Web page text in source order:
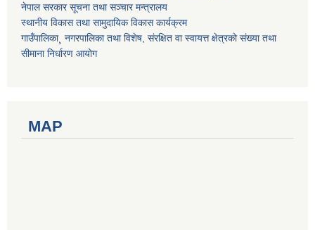
नेपाल सरकार सूचना तथा सञ्चार मन्त्रालय
स्थानीय विकास तथा सामुदायिक विकास कार्यक्रम
गाउँपालिका¸ नगरपालिका तथा विशेष, संरक्षित वा स्वायत्त क्षेत्रको संख्या तथा
सीमाना निर्धारण आयोग
MAP